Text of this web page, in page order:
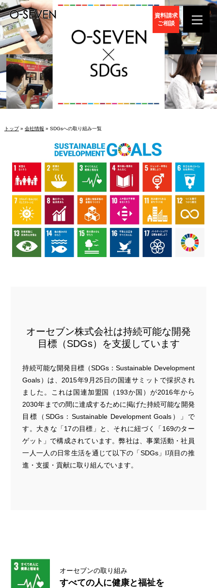
資料請求
ご相談
トップ» 会社情報 » SDGsへの取り組み一覧
オーセブン株式会社は持続可能な開発
目標（SDGs）を支援しています
持続可能な開発目標（SDGs：Sustainable Development
Goals）は、2015年9月25日の国連サミットで採択され
ました。これは国連加盟国（193か国）が2016年から
2030年までの間に達成するために掲げた持続可能な開発
目標（SDGs：Sustainable Development Goals）」で
す。大きな「17の目標」と、それに紐づく「169のター
ゲット」で構成されています。弊社は、事業活動・社員
一人一人の日常生活を通じて以下の「SDGs」l項目の推
進・支援・貢献に取り組んでいます。
オーセブンの取り組み
すべての人に健康と福祉を